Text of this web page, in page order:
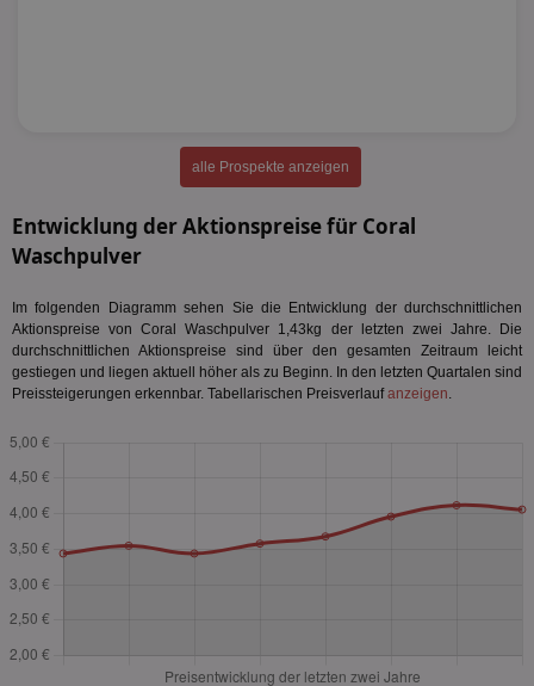
alle Prospekte anzeigen
Entwicklung der Aktionspreise für Coral
Waschpulver
Im folgenden Diagramm sehen Sie die Entwicklung der durchschnittlichen
Aktionspreise von Coral Waschpulver 1,43kg der letzten zwei Jahre. Die
durchschnittlichen Aktionspreise sind über den gesamten Zeitraum leicht
gestiegen und liegen aktuell höher als zu Beginn. In den letzten Quartalen sind
Preissteigerungen erkennbar. Tabellarischen Preisverlaufanzeigen.